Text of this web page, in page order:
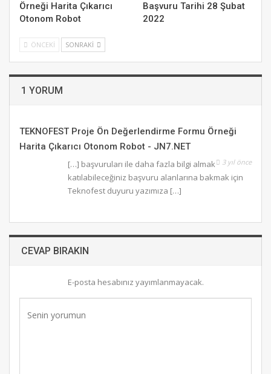
Örneği Harita Çıkarıcı
Otonom Robot
Başvuru Tarihi 28 Şubat
2022
ÖNCEKI SONRAKI
1 YORUM
TEKNOFEST Proje Ön Değerlendirme Formu Örneği
Harita Çıkarıcı Otonom Robot - JN7.NET
3 yıl önce
[…] başvuruları ile daha fazla bilgi almak
katılabileceğiniz başvuru alanlarına bakmak için
Teknofest duyuru yazımıza […]
CEVAP BIRAKIN
E-posta hesabınız yayımlanmayacak.